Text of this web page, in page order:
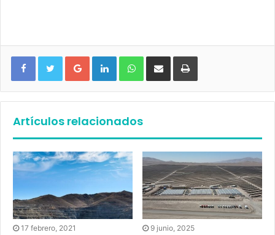
Google+ LinkedIn WhatsApp
Artículos relacionados
17 febrero, 2021 9 junio, 2025